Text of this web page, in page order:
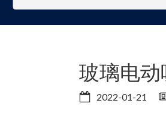
玻璃电动
2022-01-21